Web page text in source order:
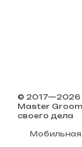
© 2017—2026
Master
своего дела
Мобильная